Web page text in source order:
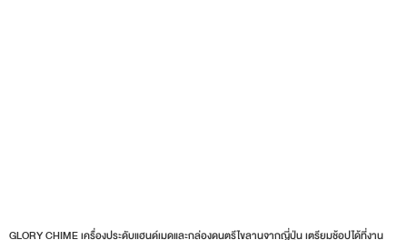
GLORY CHIME เครื่องประดับแฮนด์เมดและกล่องดนตรีไขลานจากญี่ปุ่น เตรียมช้อปได้ที่งาน